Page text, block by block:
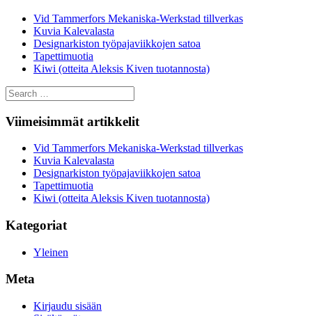
Vid Tammerfors Mekaniska-Werkstad tillverkas
Kuvia Kalevalasta
Designarkiston työpajaviikkojen satoa
Tapettimuotia
Kiwi (otteita Aleksis Kiven tuotannosta)
Search
for:
Viimeisimmät artikkelit
Vid Tammerfors Mekaniska-Werkstad tillverkas
Kuvia Kalevalasta
Designarkiston työpajaviikkojen satoa
Tapettimuotia
Kiwi (otteita Aleksis Kiven tuotannosta)
Kategoriat
Yleinen
Meta
Kirjaudu sisään